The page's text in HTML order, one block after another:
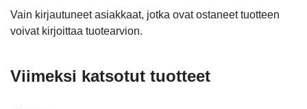
Vain kirjautuneet asiakkaat, jotka ovat ostaneet tuotteen
voivat kirjoittaa tuotearvion.
Viimeksi katsotut tuotteet